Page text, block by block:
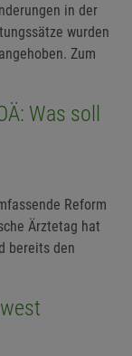
in der
wurden
Zum
Was soll
Reform
Ärztetag hat
bereits den